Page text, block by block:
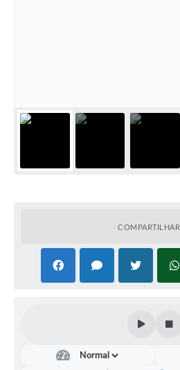
Central de Serviço
Banco do Povo
Bolsas de estudo da Escola Cooperativa
COMPARTILHAR